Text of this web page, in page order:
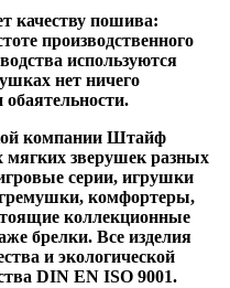
качеству пошива:
производственного
используются
нет ничего
компании Штайф
мягких зверушек разных
серии, игрушки
комфортеры,
коллекционные
брелки. Все изделия
и экологической
DIN EN ISO 9001.